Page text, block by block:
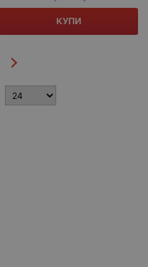
КУПИ